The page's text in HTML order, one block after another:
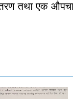
तथा एक